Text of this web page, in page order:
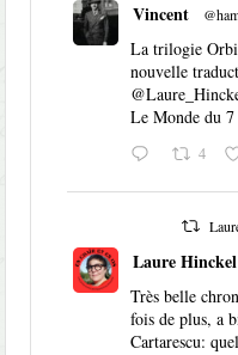
Vincent
La trilogie
nouvelle
Le Monde du 7
4
Laure Hinckel
Très belle
fois de plus, a
Cartarescu: